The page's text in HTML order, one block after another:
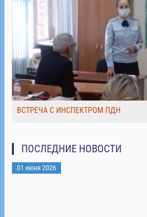
ВСТРЕЧА С ИНСПЕКТРОМ ПДН
ПОСЛЕДНИЕ НОВОСТИ
01 июня 2026